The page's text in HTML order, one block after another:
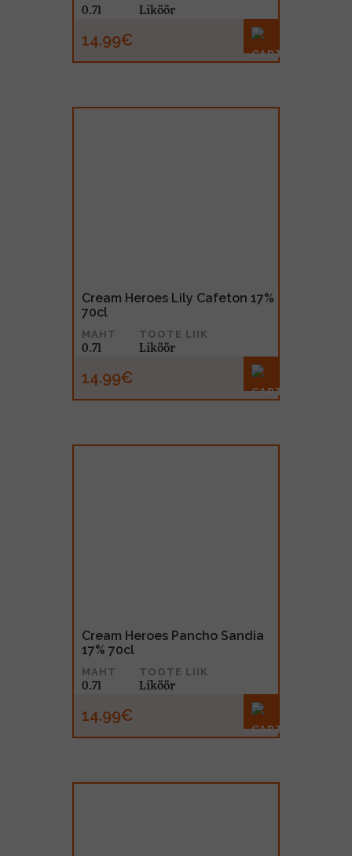
0.7l
Liköör
14.99€
Cream Heroes Lily Cafeton 17%
70cl
MAHT
0.7l
TOOTE LIIK
Liköör
14.99€
Cream Heroes Pancho Sandia
17% 70cl
MAHT
0.7l
TOOTE LIIK
Liköör
14.99€